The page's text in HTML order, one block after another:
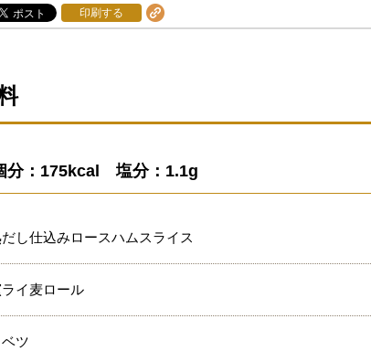
印刷する
分：175kcal 塩分：1.1g
し仕込みロースハムスライス
イ麦ロール
ツ